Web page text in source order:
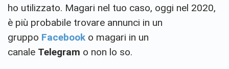
ho utilizzato. Magari nel tuo caso, oggi nel 2020,
è più probabile trovare annunci in un
gruppo Facebook o magari in un
canale Telegram o non lo so.